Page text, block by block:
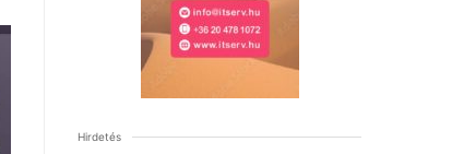
Hirdetés